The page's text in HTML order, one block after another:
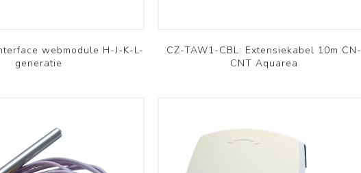
webmodule H-J-K-L-
generatie
CZ-TAW1-CBL: Extensiekabel 10m CN-
CNT Aquarea